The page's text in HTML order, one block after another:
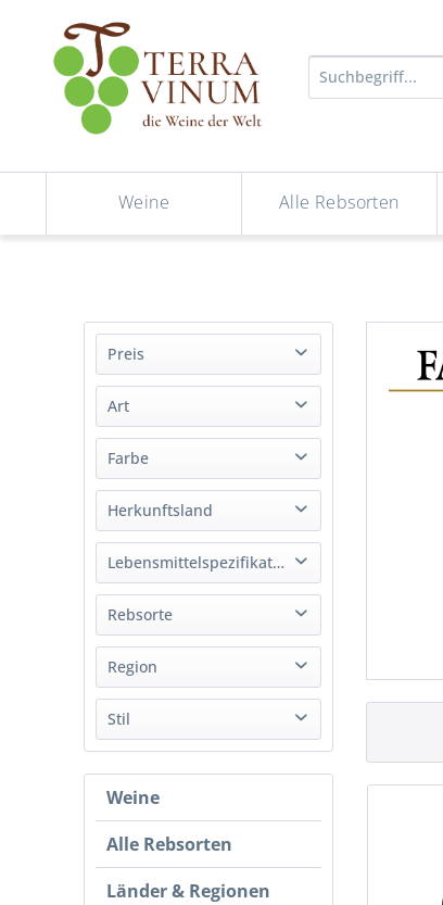
Weine Alle Rebsorten
Preis
von6,64 €bis26,09 €
Art
Wein
Farbe
Weiß
Rot
Rosé
Herkunftsland
Italien Lebensmittelspezifikation
Bio
Rebsorte
Chardonnay
Malvasia
Montepulciano
Negroamaro
Primitivo
Sangiovese
Trebbiano
Zinfandel
Region
Apulien
Stil
Trocken
Halbtrocken
Weine
Alle Rebsorten
Länder & Regionen